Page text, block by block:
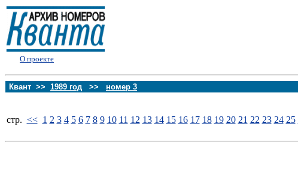
О проекте
Квант >> 1989 год >> номер 3
стp. << 1 2 3 4 5 6 7 8 9 10 11 12 13 14 15 16 17 18 19 20 21 22 23 24 25